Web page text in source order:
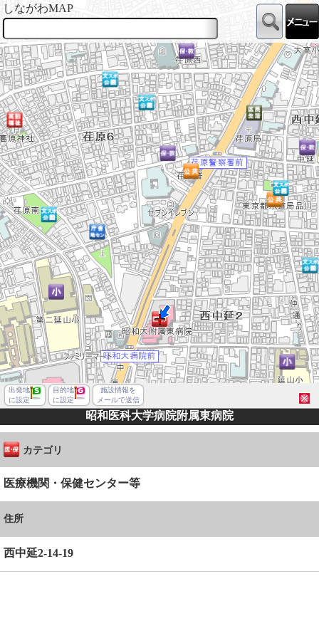
しながわMAP
出発地
に設定
目的地
に設定
施設情報を
メールで送信
昭和医科大学病院附属東病院
カテゴリ
医療機関・保健センター等
住所
西中延2-14-19